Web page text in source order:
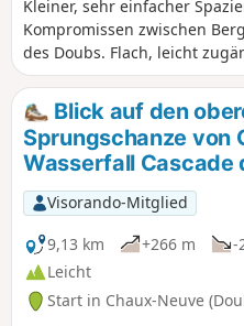
Kleiner, sehr einfacher
Kompromissen zwischen
des Doubs. Flach, leicht
und 2,5-jährigem Kind
Blick auf den
Sprungschanze von
Wasserfall Cascade
Visorando-Mitglied
9,13 km
+266 m -
Leicht
Start in Chaux-Neuve